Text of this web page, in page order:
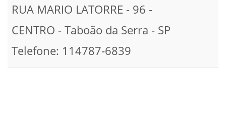
RUA MARIO LATORRE - 96 -
CENTRO - Taboão da Serra - SP
Telefone: 114787-6839